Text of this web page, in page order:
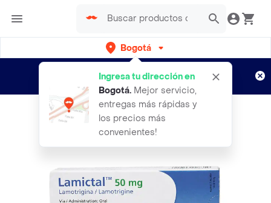
Bogotá
Ingresa tu dirección en
Bogotá. Mejor servicio,
entregas más rápidas y
los precios más
convenientes!
envíos gratis por semanas
Aplican TyC